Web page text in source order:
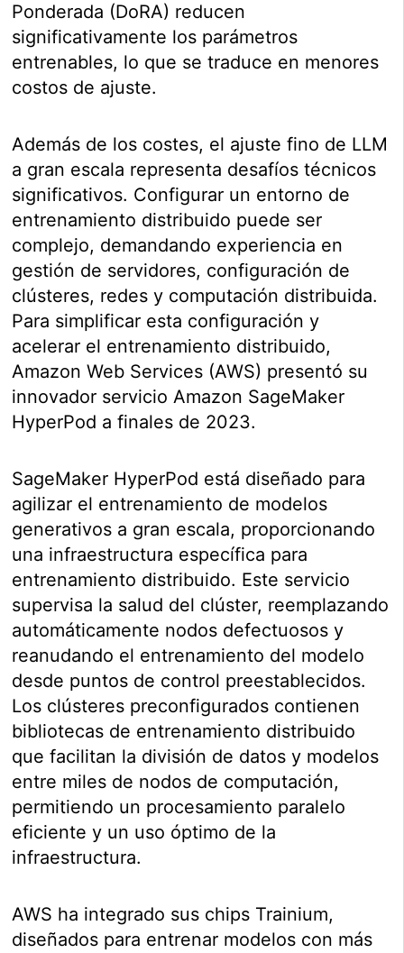
Ponderada (DoRA) reducen
significativamente los parámetros
entrenables, lo que se traduce en menores
costos de ajuste.
Además de los costes, el ajuste fino de LLM
a gran escala representa desafíos técnicos
significativos. Configurar un entorno de
entrenamiento distribuido puede ser
complejo, demandando experiencia en
gestión de servidores, configuración de
clústeres, redes y computación distribuida.
Para simplificar esta configuración y
acelerar el entrenamiento distribuido,
Amazon Web Services (AWS) presentó su
innovador servicio Amazon SageMaker
HyperPod a finales de 2023.
SageMaker HyperPod está diseñado para
agilizar el entrenamiento de modelos
generativos a gran escala, proporcionando
una infraestructura específica para
entrenamiento distribuido. Este servicio
supervisa la salud del clúster, reemplazando
automáticamente nodos defectuosos y
reanudando el entrenamiento del modelo
desde puntos de control preestablecidos.
Los clústeres preconfigurados contienen
bibliotecas de entrenamiento distribuido
que facilitan la división de datos y modelos
entre miles de nodos de computación,
permitiendo un procesamiento paralelo
eficiente y un uso óptimo de la
infraestructura.
AWS ha integrado sus chips Trainium,
diseñados para entrenar modelos con más